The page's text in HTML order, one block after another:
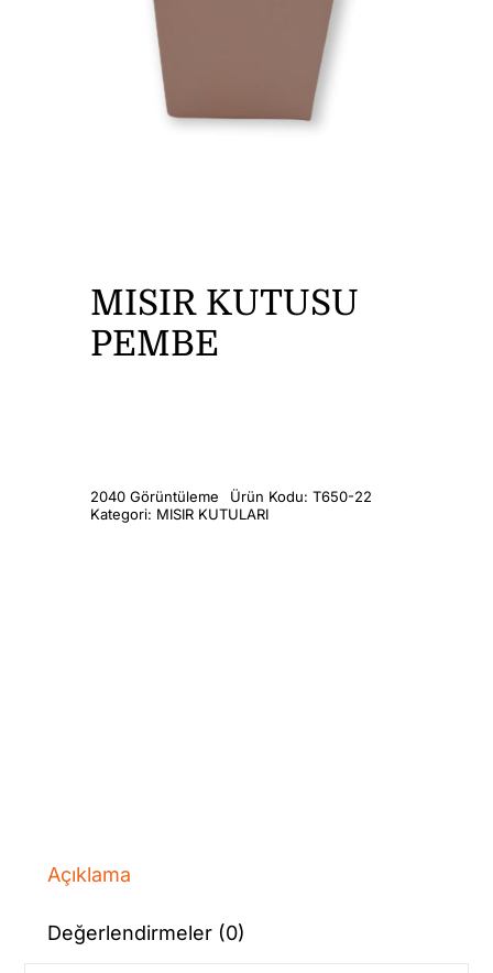
MISIR KUTUSU
PEMBE
2040 Görüntüleme Ürün Kodu:T650-22
Kategori: MISIR KUTULARI
Açıklama
Değerlendirmeler (0)